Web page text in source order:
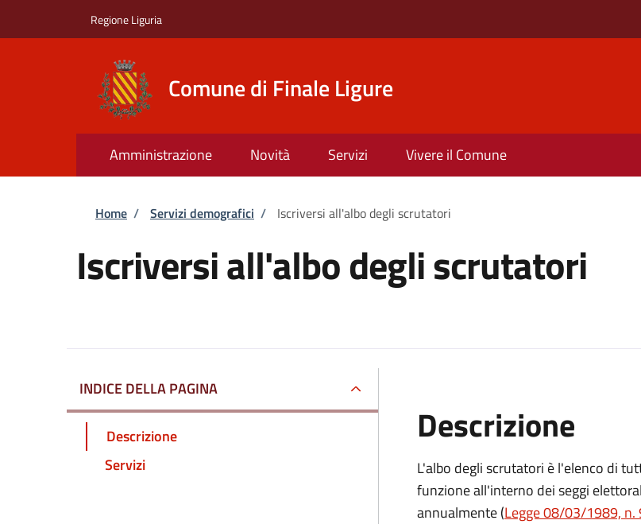
Regione Liguria
Comune di Finale Ligure
Amministrazione Novità Servizi Vivere il Comune
Briciole di pane
Home / Servizi demografici / Iscriversi all'albo degli scrutatori
Iscriversi all'albo degli scrutatori
INDICE DELLA PAGINA
Descrizione
Servizi
Descrizione
L'albo degli scrutatori è l'elenco di
funzione all'interno dei seggi
annualmente (Legge 08/03/1989, n.